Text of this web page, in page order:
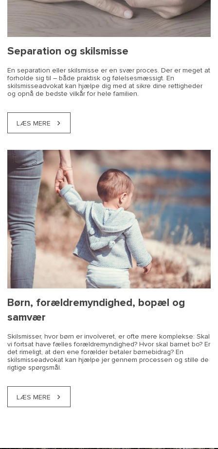
betaling
Separation og skilsmisse
En separation eller skilsmisse er en svær proces. Der er meget at
forholde sig til – både praktisk og følelsesmæssigt. En
skilsmisseadvokat kan hjælpe dig med at sikre dine rettigheder
og opnå de bedste vilkår for hele familien.
LÆS MERE
Børn, forældremyndighed, bopæl og
samvær
Skilsmisser, hvor børn er involveret, er ofte mere komplekse: Skal
vi fortsat have fælles forældremyndighed? Hvor skal barnet bo? Er
det rimeligt, at den ene forælder betaler børnebidrag? En
skilsmisseadvokat kan hjælpe jer gennem processen og stille de
rigtige spørgsmål.
LÆS MERE